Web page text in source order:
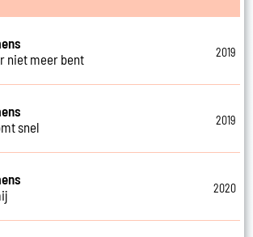
niet meer bent
2019
snel
2019
2020